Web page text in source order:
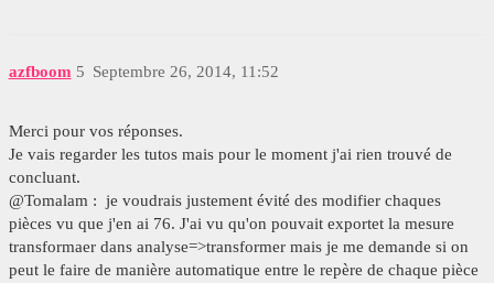
azfboom Septembre 26, 2014, 11:52
5
Merci pour vos réponses.
Je vais regarder les tutos mais pour le moment j'ai rien trouvé de
concluant.
@Tomalam : je voudrais justement évité des modifier chaques
pièces vu que j'en ai 76. J'ai vu qu'on pouvait exportet la mesure
transformaer dans analyse=>transformer mais je me demande si on
peut le faire de manière automatique entre le repère de chaque pièce